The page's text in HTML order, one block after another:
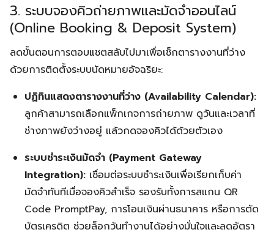
3. ระบบจองคิวถ่ายภาพและมัดจำออนไลน์
(Online Booking & Deposit System)
ลดขั้นตอนการตอบแชตสลับไปมาเพื่อเช็กตารางงานที่ว่าง
ด้วยการติดตั้งระบบนัดหมายอัจฉริยะ:
ปฏิทินแสดงตารางงานที่ว่าง (Availability Calendar):
ลูกค้าสามารถเลือกแพ็กเกจการถ่ายภาพ ดูวันและเวลาที่
ช่างภาพยังว่างอยู่ แล้วกดจองคิวได้ด้วยตัวเอง
ระบบชำระเงินมัดจำ (Payment Gateway
Integration): เชื่อมต่อระบบชำระเงินเพื่อเรียกเก็บค่า
มัดจำทันทีเมื่อจองคิวสำเร็จ รองรับทั้งการสแกน QR
Code PromptPay, การโอนเงินผ่านธนาคาร หรือการตัด
บัตรเครดิต ช่วยล็อกวันทำงานได้อย่างมั่นใจและลดอัตรา